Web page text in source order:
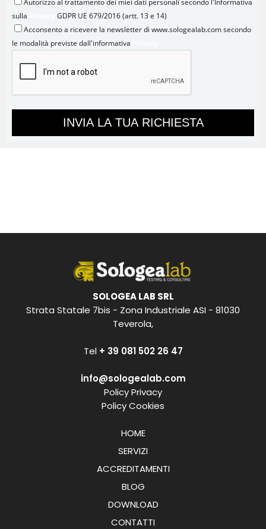
sulla
GDPR UE 679/2016 (artt. 13 e 14)
Acconsento a ricevere la newsletter di www.sologealab.com secondo
le modalità previste dall'informativa
SOLOGEA LAB SRL
Strata Statale 7bis - Zona Industriale ASI - 81030
Teverola,
Tel + 39 081 502 26 47
info@sologealab.com
Policy Privacy
Policy Cookies
HOME
SERVIZI
ACCREDITAMENTI
BLOG
DOWNLOAD
CONTATTI